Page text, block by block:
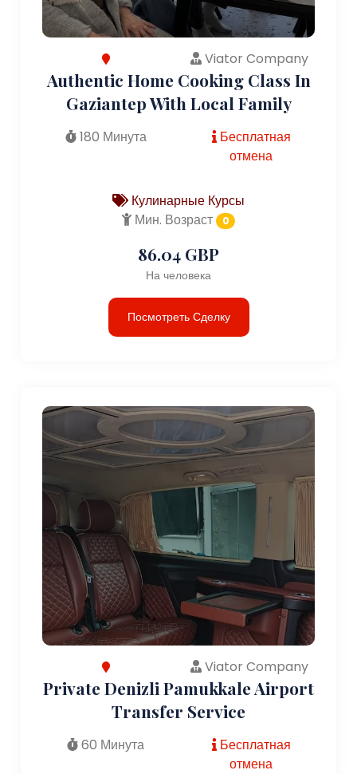
Viator Company
Authentic Home Cooking Class In
Gaziantep With Local Family
180 Минута
Бесплатная
отмена
Кулинарные Курсы
Мин. Возраст
0
86.04 GBP
На человека
Посмотреть Сделку
Viator Company
Private Denizli Pamukkale Airport
Transfer Service
60 Минута
Бесплатная
отмена